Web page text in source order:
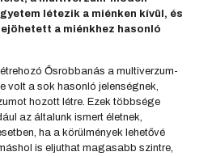
létezik a miénken kívül, és
a miénkhez hasonló
Ősrobbanás a multiverzum-
volt a sok hasonló jelenségnek,
hozott létre. Ezek többsége
az általunk ismert életnek,
ha a körülmények lehetővé
is eljuthat magasabb szintre,